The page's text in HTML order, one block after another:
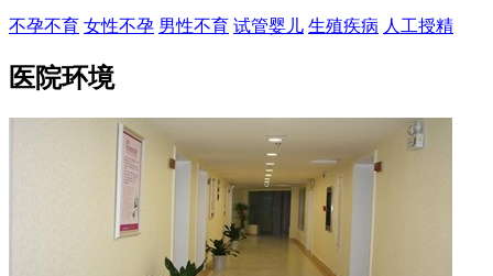
不孕不育 女性不孕 男性不育 试管婴儿 生殖疾病 人工授精
医院环境